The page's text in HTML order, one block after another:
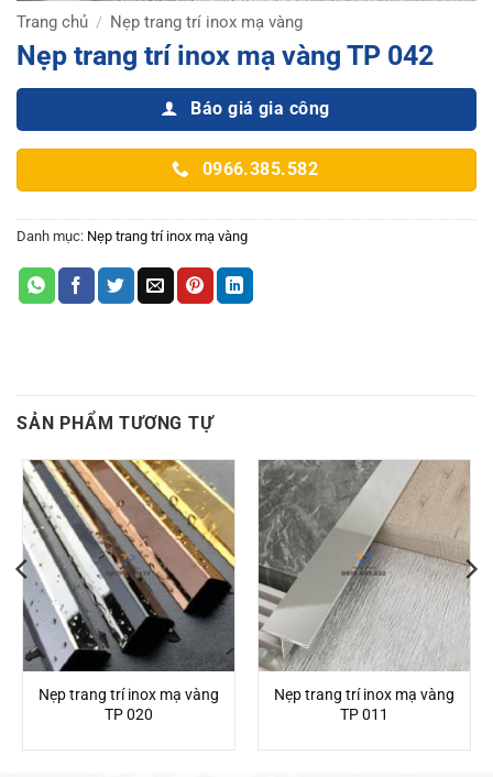
Trang chủ / Nẹp trang trí inox mạ vàng
Nẹp trang trí inox mạ vàng TP 042
Báo giá gia công
0966.385.582
Danh mục: Nẹp trang trí inox mạ vàng
SẢN PHẨM TƯƠNG TỰ
Nẹp trang trí inox mạ vàng
TP 020
Nẹp trang trí inox mạ vàng
TP 011